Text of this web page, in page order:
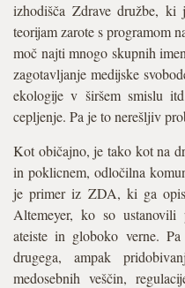
izhodišča Zdrave družbe,
teorijam zarote s programom
moč najti mnogo skupnih
zagotavljanje medijske
ekologije v širšem smislu
cepljenje. Pa je to nerešljiv
Kot običajno, je tako kot na
in poklicnem, odločilna
je primer iz ZDA, ki ga
Altemeyer, ko so
ateiste in globoko verne.
drugega, ampak
medosebnih veščin,